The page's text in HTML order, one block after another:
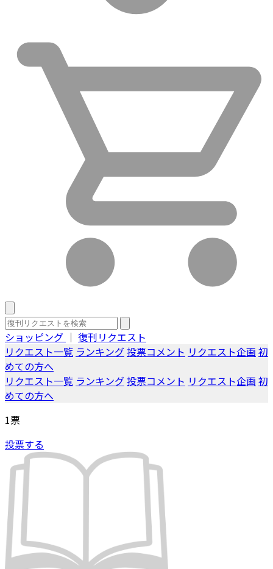
ショッピング ｜ 復刊リクエスト
リクエスト一覧 ランキング投票コメント リクエスト企画 初
めての方へ
リクエスト一覧 ランキング投票コメント リクエスト企画 初
めての方へ
1票
投票する